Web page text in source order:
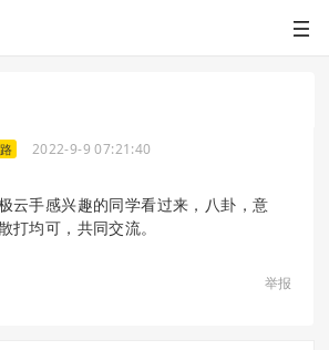
2022-9-9 07:21:40
云手感兴趣的同学看过来，八卦，意
打均可，共同交流。
举报